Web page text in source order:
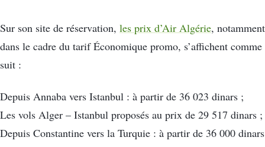
Sur son site de réservation, les prix d’Air Algérie, notamment
dans le cadre du tarif Économique promo, s’affichent comme
suit :
Depuis Annaba vers Istanbul : à partir de 36 023 dinars ;
Les vols Alger – Istanbul proposés au prix de 29 517 dinars ;
Depuis Constantine vers la Turquie : à partir de 36 000 dinars